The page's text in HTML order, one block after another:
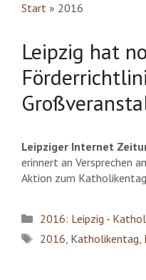
Start » 2016
Leipzig hat
Leipziger Internet
erinnert an Versprechen
Aktion zum
Kategorien
2016: Leipzig -
Schlagwörter
2016, Katholikentag,